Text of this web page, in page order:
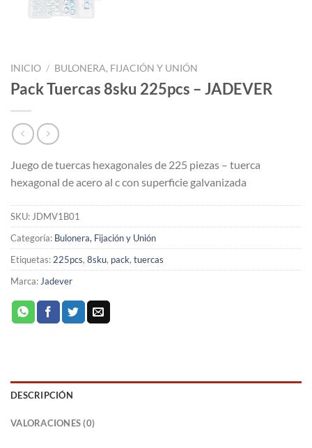
INICIO / BULONERA, FIJACIÓN Y UNIÓN
Pack Tuercas 8sku 225pcs – JADEVER
Juego de tuercas hexagonales de 225 piezas – tuerca
hexagonal de acero al c con superficie galvanizada
SKU:JDMV1B01
Categoría: Bulonera, Fijación y Unión
Etiquetas:225pcs, 8sku, pack, tuercas
Marca:Jadever
DESCRIPCIÓN
VALORACIONES (0)